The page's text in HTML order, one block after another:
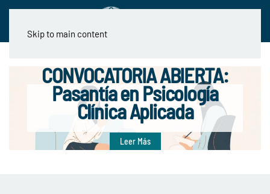
Skip to main content
CONVOCATORIA ABIERTA:
Pasantía en Psicología
Clínica Aplicada
Leer Más